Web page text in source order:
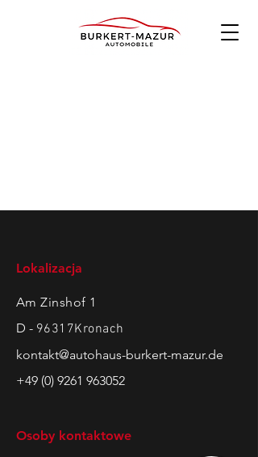
Lokalizacja
Am Zinshof 1
D - 96317Kronach
kontakt@autohaus-burkert-mazur.de
+49 (0) 9261 963052
Osoby kontaktowe